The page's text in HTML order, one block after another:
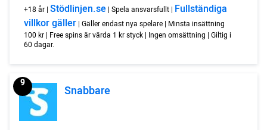
+18 år | Stödlinjen.se | Spela ansvarsfullt | Fullständiga
villkor gäller | Gäller endast nya spelare | Minsta insättning
100 kr | Free spins är värda 1 kr styck | Ingen omsättning | Giltig i
60 dagar.
Snabbare
9